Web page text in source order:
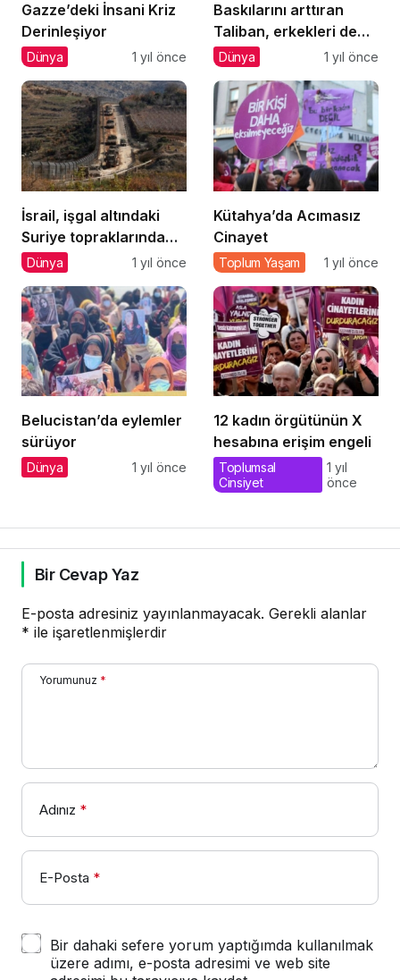
Gazze’deki İnsani Kriz
Derinleşiyor
Dünya 1 yıl önce
Baskılarını arttıran
Taliban, erkekleri de
hedef alıyor
Dünya 1 yıl önce
İsrail, işgal altındaki
Suriye topraklarında
‘Turistik Turlar’
Dünya 1 yıl önce
Kütahya’da Acımasız
Cinayet
Toplum Yaşam 1 yıl önce
Belucistan’da eylemler
sürüyor
Dünya 1 yıl önce
12 kadın örgütünün X
hesabına erişim engeli
Toplumsal
Cinsiyet
1 yıl
önce
Bir Cevap Yaz
E-posta adresiniz yayınlanmayacak. Gerekli alanlar
* ile işaretlenmişlerdir
Yorumunuz *
Adınız *
E-Posta *
Bir dahaki sefere yorum yaptığımda kullanılmak
üzere adımı, e-posta adresimi ve web site